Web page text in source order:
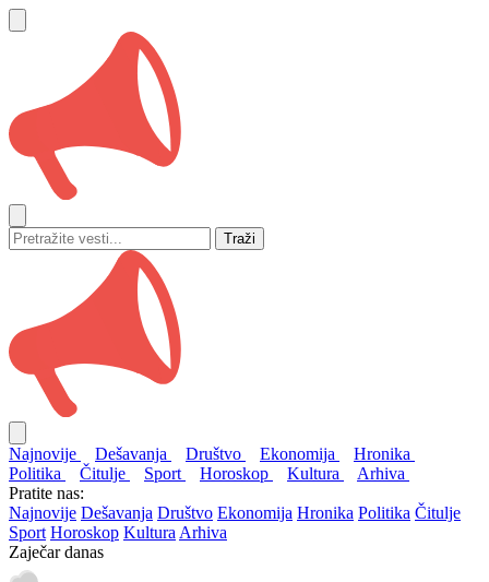
Traži
Najnovije Dešavanja Društvo Ekonomija
Hronika
Politika
Čitulje Sport Horoskop Kultura
Arhiva
Pratite nas:
Najnovije Dešavanja Društvo Ekonomija Hronika Politika Čitulje
Sport Horoskop Kultura Arhiva
Zaječar danas